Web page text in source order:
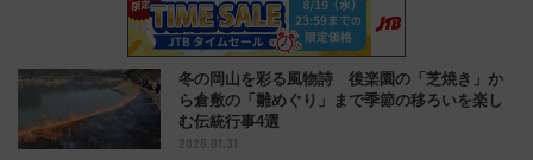
冬の岡山を彩る風物詩 後楽園の「芝焼き」か
ら倉敷の「雛めぐり」まで季節の移ろいを楽し
む伝統行事4選
2026.01.31